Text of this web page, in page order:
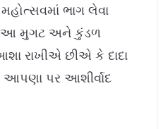
ભાગ લેવા
આ મુગટ અને કુંડળ
રાખીએ છીએ કે દાદા
પર આશીર્વાદ